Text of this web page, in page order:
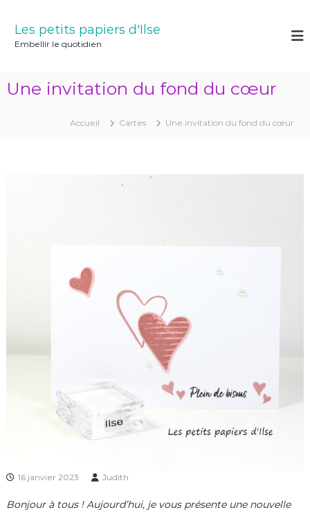
Les petits papiers d'Ilse
Embellir le quotidien
Une invitation du fond du cœur
Accueil Cartes Une invitation du fond du cœur
16 janvier 2023 Judith
Bonjour à tous ! Aujourd’hui, je vous présente une nouvelle